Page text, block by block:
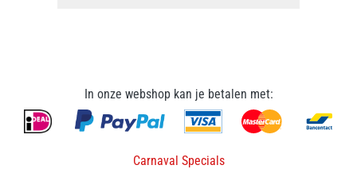
In onze webshop kan je betalen met:
Carnaval Specials